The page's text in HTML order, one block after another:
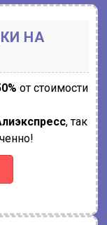
НА
от стоимости
, так